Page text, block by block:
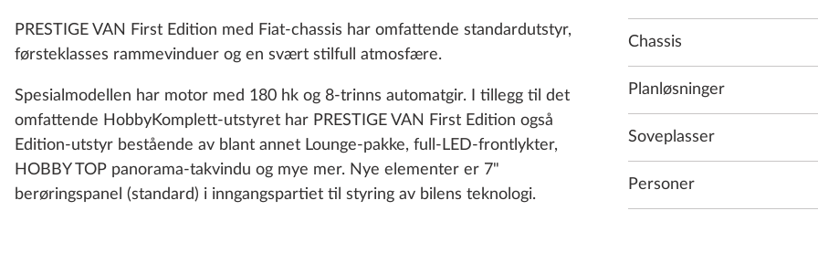
PRESTIGE VAN First Edition med Fiat-chassis har omfattende standardutstyr,
førsteklasses rammevinduer og en svært stilfull atmosfære.
Spesialmodellen har motor med 180 hk og 8-trinns automatgir. I tillegg til det
omfattende HobbyKomplett-utstyret har PRESTIGE VAN First Edition også
Edition-utstyr bestående av blant annet Lounge-pakke, full-LED-frontlykter,
HOBBY TOP panorama-takvindu og mye mer. Nye elementer er 7"
berøringspanel (standard) i inngangspartiet til styring av bilens teknologi.
Chassis
Planløsninger
Soveplasser
Personer